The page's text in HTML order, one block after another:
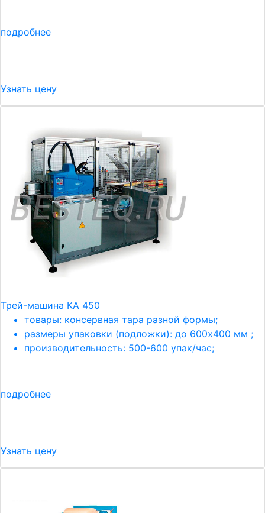
подробнее
Узнать цену
Трей-машина КА 450
товары: консервная тара разной формы;
размеры упаковки (подложки): до 600х400 мм ;
производительность: 500-600 упак/час;
подробнее
Узнать цену